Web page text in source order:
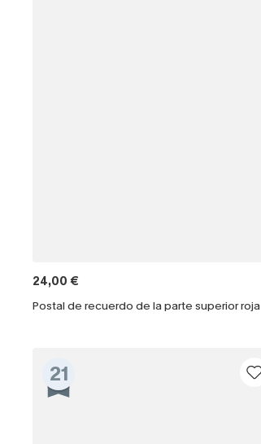
24,00 €
Postal de recuerdo de la parte superior roja
21